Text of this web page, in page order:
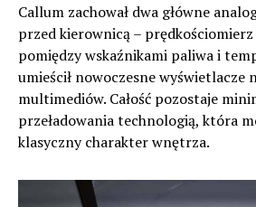
Callum zachował dwa główne
przed kierownicą –
pomiędzy wskaźnikami paliwa i
umieścił nowoczesne wyświetlacze
multimediów. Całość pozostaje
przeładowania technologią, która
klasyczny charakter wnętrza.